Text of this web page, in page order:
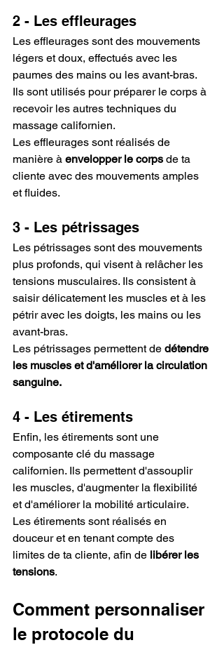
2 - Les effleurages
Les effleurages sont des mouvements
légers et doux, effectués avec les
paumes des mains ou les avant-bras.
Ils sont utilisés pour préparer le corps à
recevoir les autres techniques du
massage californien.
Les effleurages sont réalisés de
manière à envelopper le corps de ta
cliente avec des mouvements amples
et fluides.
3 - Les pétrissages
Les pétrissages sont des mouvements
plus profonds, qui visent à relâcher les
tensions musculaires. Ils consistent à
saisir délicatement les muscles et à les
pétrir avec les doigts, les mains ou les
avant-bras.
Les pétrissages permettent de détendre
les muscles et d'améliorer la circulation
sanguine.
4 - Les étirements
Enfin, les étirements sont une
composante clé du massage
californien. Ils permettent d'assouplir
les muscles, d'augmenter la flexibilité
et d'améliorer la mobilité articulaire.
Les étirements sont réalisés en
douceur et en tenant compte des
limites de ta cliente, afin de libérer les
tensions.
Comment personnaliser
le protocole du